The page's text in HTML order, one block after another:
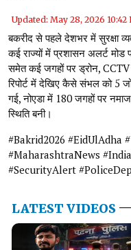
Updated: May 28, 2026 10:42
बकरीद से पहले देशभर में सुरक्षा
कई राज्यों में प्रशासन अलर्ट मोड
समेत कई जगहों पर ड्रोन,
रिपोर्ट में देखिए कैसे संभल को 5
गई, नोएडा में 180 जगहों पर
स्थिति बनी।
#Bakrid2026 #EidUlAdha
#MaharashtraNews
#SecurityAlert
LATEST VIDEOS